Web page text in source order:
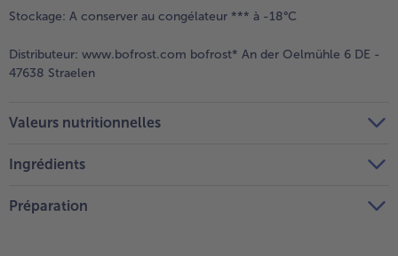
Stockage: A conserver au congélateur *** à -18°C
Distributeur: www.bofrost.com bofrost* An der Oelmühle 6 DE -
47638 Straelen
Valeurs nutritionnelles
Ingrédients
Préparation